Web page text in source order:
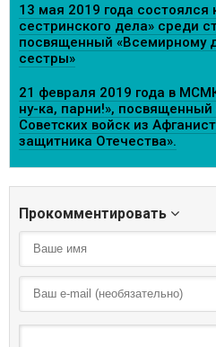
13 мая 2019 года состоялся
сестринского дела» среди
посвященный «Всемирному
сестры»
21 февраля 2019 года в
ну-ка, парни!»,
Советских войск из
защитника Отечества».
Прокомментировать